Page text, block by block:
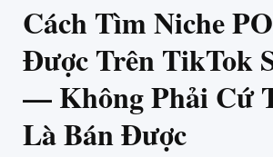
Cách Tìm Niche
Được Trên TikTok
— Không Phải Cứ
Là Bán Được